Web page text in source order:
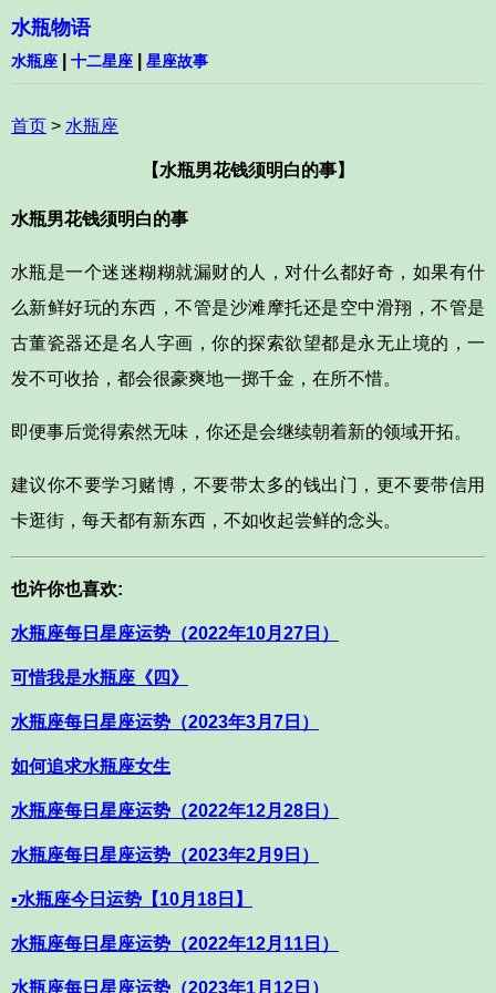
水瓶物语
水瓶座 十二星座 星座故事
首页 > 水瓶座
【水瓶男花钱须明白的事】
水瓶男花钱须明白的事
水瓶是一个迷迷糊糊就漏财的人，对什么都好奇，如果有什
么新鲜好玩的东西，不管是沙滩摩托还是空中滑翔，不管是
古董瓷器还是名人字画，你的探索欲望都是永无止境的，一
发不可收拾，都会很豪爽地一掷千金，在所不惜。
即便事后觉得索然无味，你还是会继续朝着新的领域开拓。
建议你不要学习赌博，不要带太多的钱出门，更不要带信用
卡逛街，每天都有新东西，不如收起尝鲜的念头。
也许你也喜欢:
水瓶座每日星座运势（2022年10月27日）
可惜我是水瓶座《四》
水瓶座每日星座运势（2023年3月7日）
如何追求水瓶座女生
水瓶座每日星座运势（2022年12月28日）
水瓶座每日星座运势（2023年2月9日）
▪水瓶座今日运势【10月18日】
水瓶座每日星座运势（2022年12月11日）
水瓶座每日星座运势（2023年1月12日）